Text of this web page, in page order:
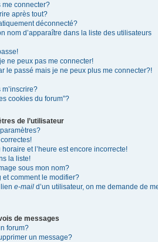
me connecter?
après tout?
déconnecté?
nom d’apparaître dans la liste des utilisateurs
ne peux pas me connecter!
le passé mais je ne peux plus me connecter?!
cookies du forum”?
de l’utilisateur
et l’heure est encore incorrecte!
la liste!
sous mon nom?
et comment le modifier?
e-mail d’un utilisateur, on me demande de
de messages
forum?
un message?